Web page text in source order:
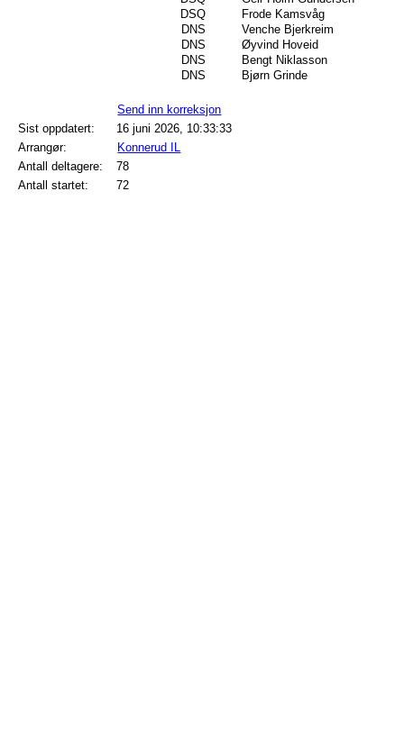
DSQ
Frode Kamsvåg
DNS
Venche Bjerkreim
DNS
Øyvind Hoveid
DNS
Bengt Niklasson
DNS
Bjørn Grinde
Send inn korreksjon
Sist oppdatert:
16 juni 2026, 10:33:33
Arrangør:
Konnerud IL
Antall deltagere:
78
Antall startet:
72